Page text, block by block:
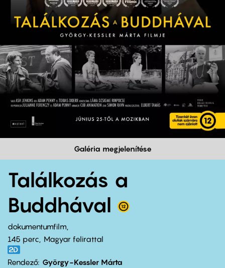
Galéria megjelenítése
Találkozás a
Buddhával
dokumentumfilm
145 perc,
Magyar felirattal
Rendező György-Kessler Márta